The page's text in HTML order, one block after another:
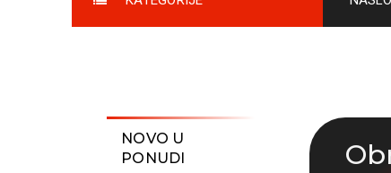
NOVO U
PONUDI